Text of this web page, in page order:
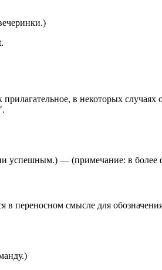
в некоторых
успешным.) — (примечание: в более
в переносном смысле для